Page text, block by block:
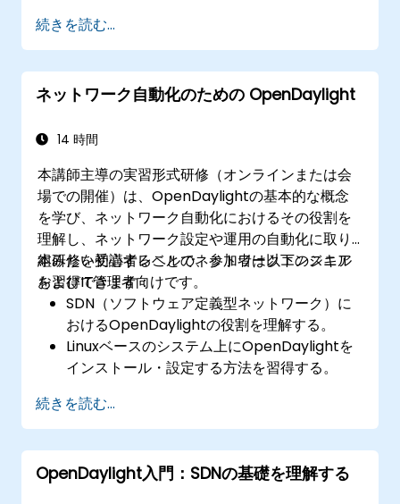
トワークフローの設計および実装を行う。
SDN対応デバイスや既存のネットワークと
OpenDaylightとの連携方法を把握する。
現実的な利用ケース向けにOpenDaylight環
続きを読む...
ネットワーク自動化のための OpenDaylight
14 時間
本講師主導の実習形式研修（オンラインまたは会
場での開催）は、OpenDaylightの基本的な概念
を学び、ネットワーク自動化におけるその役割を
理解し、ネットワーク設定や運用の自動化に取り
組みたい初心者レベルのネットワークエンジニア
およびIT管理者向けです。
本研修を受講することで、参加者は以下のスキル
を習得できます：
SDN（ソフトウェア定義型ネットワーク）に
おけるOpenDaylightの役割を理解する。
Linuxベースのシステム上にOpenDaylightを
インストール・設定する方法を習得する。
機能について理解する。
OpenDaylightを用いて基本的な自動化ネッ
トワーク設定を作成できるようになる。
OpenDaylightコントローラを活用してネッ
続きを読む...
OpenDaylight入門：SDNの基礎を理解する